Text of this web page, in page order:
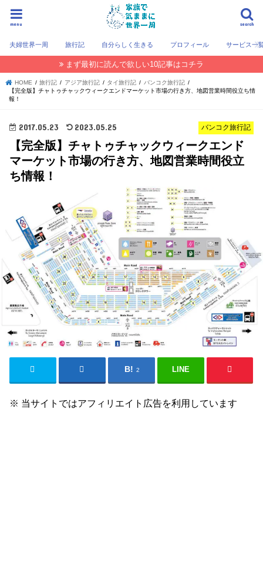
search
menu
夫婦世界一周 旅行記 自分らしく生きる プロフィール サービス一
まず最初に読んで欲しい10記事はコチラ
HOME 旅行記 アジア旅行記 タイ旅行記
バンコク旅行記
【完全版】チャトゥチャックウィークエンドマーケット市場の行き方、地図営業時間役立ち情
報！
バンコク旅行記
2017.05.23 2023.05.25
【完全版】チャトゥチャックウィークエンド
マーケット市場の行き方、地図営業時間役立
ち情報！
2 LINE
※ 当サイトではアフィリエイト広告を利用しています